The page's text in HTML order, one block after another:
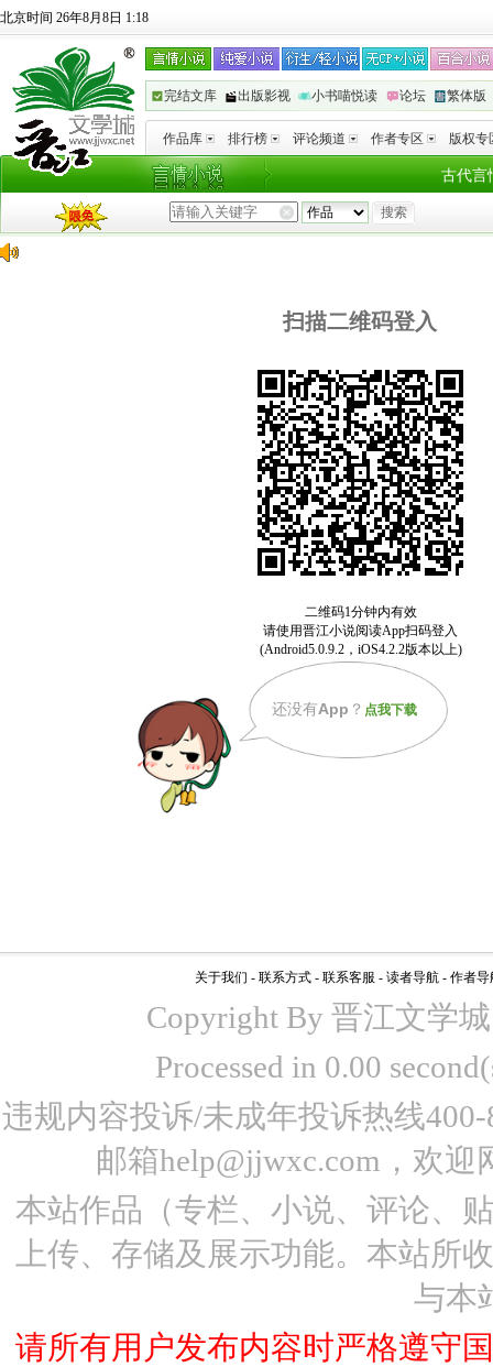
北京时间 26年8月8日 1:18
完结文库 出版影视 小书喵悦读 论坛 繁体版
作品库 排行榜 评论频道 作者专区 版权专
古代言
扫描二维码登入
还没有App ？ 点我下载
关于我们 - 联系方式 - 联系客服 - 读者导航 - 作者导
Copyright By 晋江文学
Processed in 0.00
违规内容投诉/未成年投诉热线
邮箱help@jjwxc.com，欢
本站作品（专栏、小说、评论、
上传、存储及展示功能。本站所
与本
请所有用户发布内容时严格遵守